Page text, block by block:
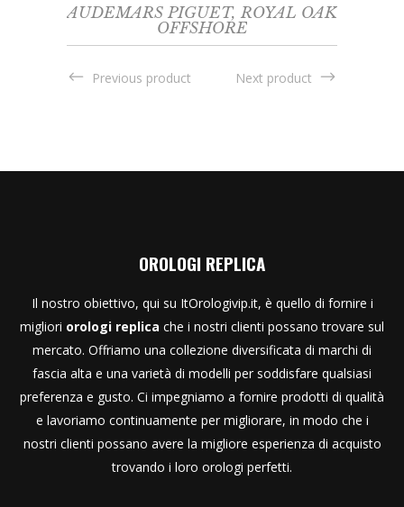
AUDEMARS PIGUET, ROYAL OAK
OFFSHORE
Previous product Next product
OROLOGI REPLICA
Il nostro obiettivo, qui su ItOrologivip.it, è quello di fornire i
migliori orologi replica che i nostri clienti possano trovare sul
mercato. Offriamo una collezione diversificata di marchi di
fascia alta e una varietà di modelli per soddisfare qualsiasi
preferenza e gusto. Ci impegniamo a fornire prodotti di qualità
e lavoriamo continuamente per migliorare, in modo che i
nostri clienti possano avere la migliore esperienza di acquisto
trovando i loro orologi perfetti.